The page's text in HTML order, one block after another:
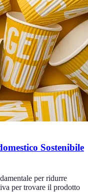
Sostenibile
per ridurre
per trovare il prodotto